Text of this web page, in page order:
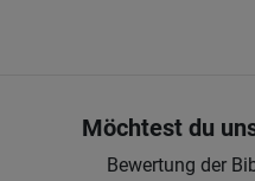
Möchtest du
Bewertung der